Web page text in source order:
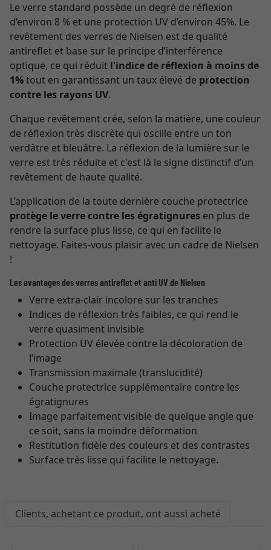
Le verre standard possède un degré de réflexion
d’environ 8 % et une protection UV d’environ 45%. Le
revêtement des verres de Nielsen est de qualité
antireflet et base sur le principe d’interférence
optique, ce qui réduit l'indice de réflexion à moins de
1%tout en garantissant un taux élevé de protection
contre les rayons UV.
Chaque revêtement crée, selon la matière, une couleur
de réflexion très discrète qui oscille entre un ton
verdâtre et bleuâtre. La réflexion de la lumière sur le
verre est très réduite et c'est là le signe distinctif d’un
revêtement de haute qualité.
L’application de la toute dernière couche protectrice
protège le verre contre les égratignures en plus de
rendre la surface plus lisse, ce qui en facilite le
nettoyage. Faites-vous plaisir avec un cadre de Nielsen
!
Les avantages des verres antireflet et anti UV de Nielsen
Verre extra-clair incolore sur les tranches
Indices de réflexion très faibles, ce qui rend le
verre quasiment invisible
Protection UV élevée contre la décoloration de
l’image
Transmission maximale (translucidité)
Couche protectrice supplémentaire contre les
égratignures
Image parfaitement visible de quelque angle que
ce soit, sans la moindre déformation
Restitution fidèle des couleurs et des contrastes
Surface très lisse qui facilite le nettoyage.
Clients, achetant ce produit, ont aussi acheté